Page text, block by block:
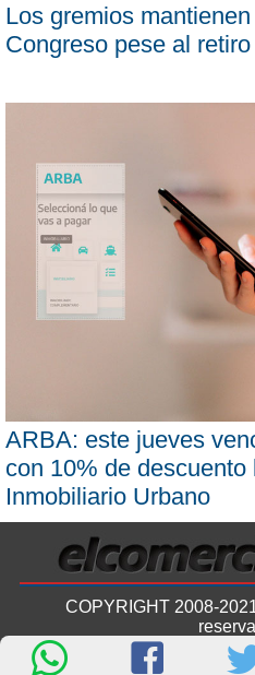
Los gremios
Congreso pese al
ARBA: este jueves
con 10% de descuento
Inmobiliario Urbano
COPYRIGHT 2008-